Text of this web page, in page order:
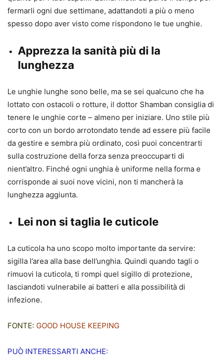
fermarli ogni due settimane, adattandoti a più o meno
spesso dopo aver visto come rispondono le tue unghie.
Apprezza la sanità più di la
lunghezza
Le unghie lunghe sono belle, ma se sei qualcuno che ha
lottato con ostacoli o rotture, il dottor Shamban consiglia di
tenere le unghie corte – almeno per iniziare. Uno stile più
corto con un bordo arrotondato tende ad essere più facile
da gestire e sembra più ordinato, così puoi concentrarti
sulla costruzione della forza senza preoccuparti di
nient’altro. Finché ogni unghia è uniforme nella forma e
corrisponde ai suoi nove vicini, non ti mancherà la
lunghezza aggiunta.
Lei non si taglia le cuticole
La cuticola ha uno scopo molto importante da servire:
sigilla l’area alla base dell’unghia. Quindi quando tagli o
rimuovi la cuticola, ti rompi quel sigillo di protezione,
lasciandoti vulnerabile ai batteri e alla possibilità di
infezione.
FONTE: GOOD HOUSE KEEPING
PUÒ INTERESSARTI ANCHE: